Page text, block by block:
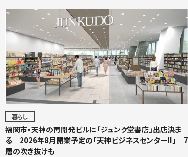
暮らし
福岡市・天神の再開発ビルに「ジュンク堂書店」出店決ま
る 2026年8月開業予定の「天神ビジネスセンターII」 7
層の吹き抜けも